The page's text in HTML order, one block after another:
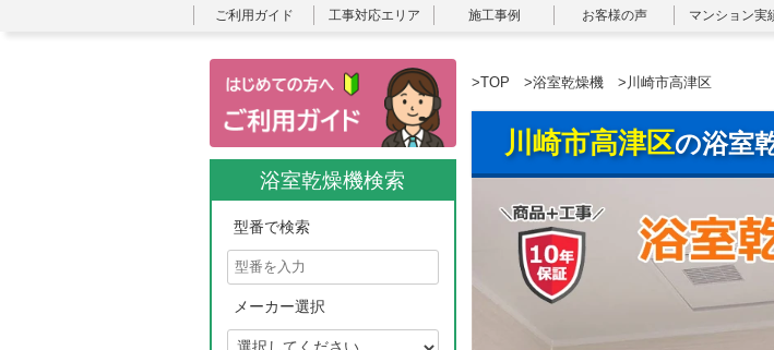
ご利用ガイド 工事対応エリア 施工事例 お客様の声 マンション実
浴室乾燥機検索
型番で検索
メーカー選択
>TOP >浴室乾燥機 >川崎市高津区
川崎市高津区の浴室